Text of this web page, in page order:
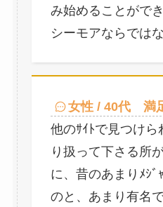
み始めることがで
シーモアならでは
女性 / 40代
満
他のｻｲﾄで見つけら
り扱って下さる所
に、昔のあまりﾒｼﾞ
のと、あまり有名